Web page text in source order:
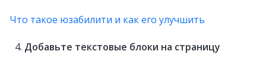
Что такое юзабилити и как его улучшить
Добавьте текстовые блоки на страницу